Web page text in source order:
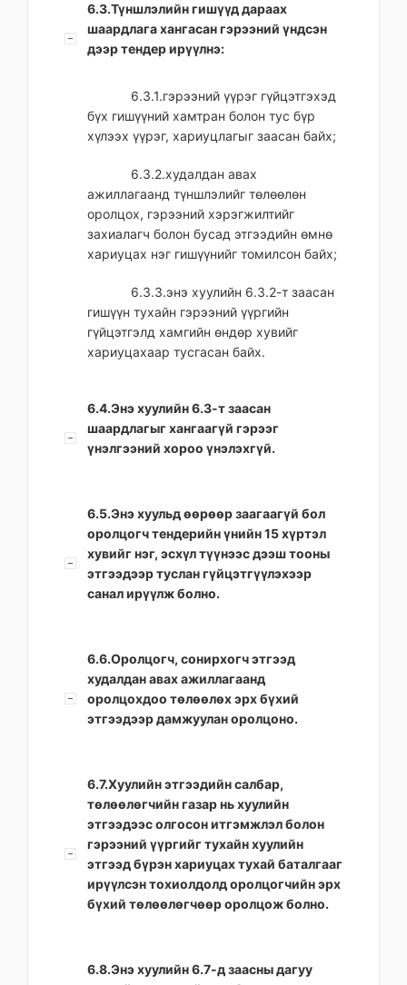
6.3.Түншлэлийн гишүүд дараах
шаардлага хангасан гэрээний үндсэн
дээр тендер ирүүлнэ:
6.3.1.гэрээний үүрэг гүйцэтгэхэд
бүх гишүүний хамтран болон тус бүр
хүлээх үүрэг, хариуцлагыг заасан байх;
6.3.2.худалдан авах
ажиллагаанд түншлэлийг төлөөлөн
оролцох, гэрээний хэрэгжилтийг
захиалагч болон бусад этгээдийн өмнө
хариуцах нэг гишүүнийг томилсон байх;
6.3.3.энэ хуулийн 6.3.2-т заасан
гишүүн тухайн гэрээний үүргийн
гүйцэтгэлд хамгийн өндөр хувийг
хариуцахаар тусгасан байх.
6.4.Энэ хуулийн 6.3-т заасан
шаардлагыг хангаагүй гэрээг
үнэлгээний хороо үнэлэхгүй.
6.5.Энэ хуульд өөрөөр заагаагүй бол
оролцогч тендерийн үнийн 15 хүртэл
хувийг нэг, эсхүл түүнээс дээш тооны
этгээдээр туслан гүйцэтгүүлэхээр
санал ирүүлж болно.
6.6.Оролцогч, сонирхогч этгээд
худалдан авах ажиллагаанд
оролцохдоо төлөөлөх эрх бүхий
этгээдээр дамжуулан оролцоно.
6.7.Хуулийн этгээдийн салбар,
төлөөлөгчийн газар нь хуулийн
этгээдээс олгосон итгэмжлэл болон
гэрээний үүргийг тухайн хуулийн
этгээд бүрэн хариуцах тухай баталгааг
ирүүлсэн тохиолдолд оролцогчийн эрх
бүхий төлөөлөгчөөр оролцож болно.
6.8.Энэ хуулийн 6.7-д заасны дагуу